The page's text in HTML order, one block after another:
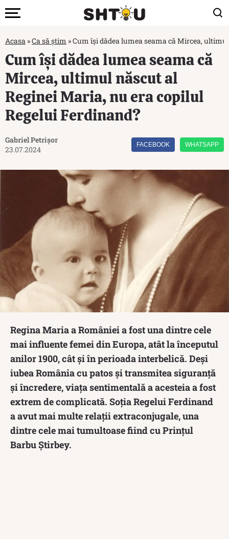
Acasa »Ca să știm »Cum își dădea lumea seama că Mircea,
Cum își dădea lumea seama că
Mircea, ultimul născut al
Reginei Maria, nu era copilul
Regelui Ferdinand?
Gabriel Petrișor
23.07.2024
FACEBOOK WHATSAPP
Regina Maria a României a fost una dintre cele
mai influente femei din Europa, atât la începutul
anilor 1900, cât și în perioada interbelică. Deși
iubea România cu patos și transmitea siguranță
și încredere, viața sentimentală a acesteia a fost
extrem de complicată. Soția Regelui Ferdinand
a avut mai multe relații extraconjugale, una
dintre cele mai tumultoase fiind cu Prințul
Barbu Știrbey.